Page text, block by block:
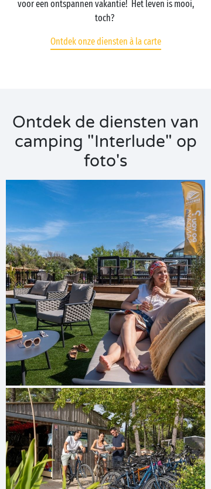
voor een ontspannen vakantie! Het leven is mooi,
toch?
Ontdek onze diensten à la carte
Ontdek de diensten van
camping "Interlude" op
foto's